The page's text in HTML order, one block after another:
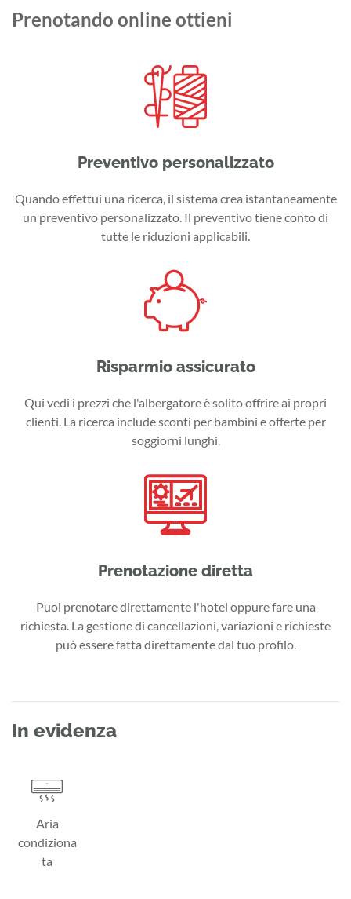
Prenotando online ottieni
Preventivo personalizzato
Quando effettui una ricerca, il sistema crea istantaneamente
un preventivo personalizzato. Il preventivo tiene conto di
tutte le riduzioni applicabili.
Risparmio assicurato
Qui vedi i prezzi che l'albergatore è solito offrire ai propri
clienti. La ricerca include sconti per bambini e offerte per
soggiorni lunghi.
Prenotazione diretta
Puoi prenotare direttamente l'hotel oppure fare una
richiesta. La gestione di cancellazioni, variazioni e richieste
può essere fatta direttamente dal tuo profilo.
In evidenza
Aria
condiziona
ta